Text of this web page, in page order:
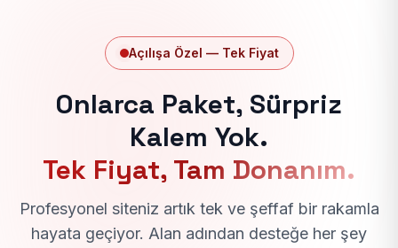
Açılışa Özel — Tek Fiyat
Onlarca Paket, Sürpriz
Kalem Yok.
Tek Fiyat, Tam Donanım.
Profesyonel siteniz artık tek ve şeffaf bir rakamla
hayata geçiyor. Alan adından desteğe her şey